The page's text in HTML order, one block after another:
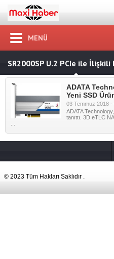
MENÜ
SR2000SP U.2 PCIe ile
ADATA
Yeni SSD
03 Temmuz 2018 -
ADATA
tanıttı. 3D eTLC
© 2023 Tüm Hakları Saklıdır .